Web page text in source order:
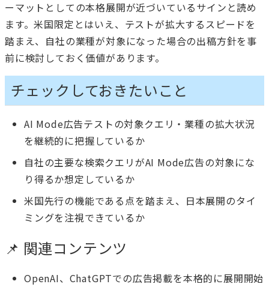
ーマットとしての本格展開が近づいているサインと読め
ます。米国限定とはいえ、テストが拡大するスピードを
踏まえ、自社の業種が対象になった場合の出稿方針を事
前に検討しておく価値があります。
チェックしておきたいこと
AI Mode広告テストの対象クエリ・業種の拡大状況
を継続的に把握しているか
自社の主要な検索クエリがAI Mode広告の対象にな
り得るか想定しているか
米国先行の機能である点を踏まえ、日本展開のタイ
ミングを注視できているか
📌 関連コンテンツ
OpenAI、ChatGPTでの広告掲載を本格的に展開開始